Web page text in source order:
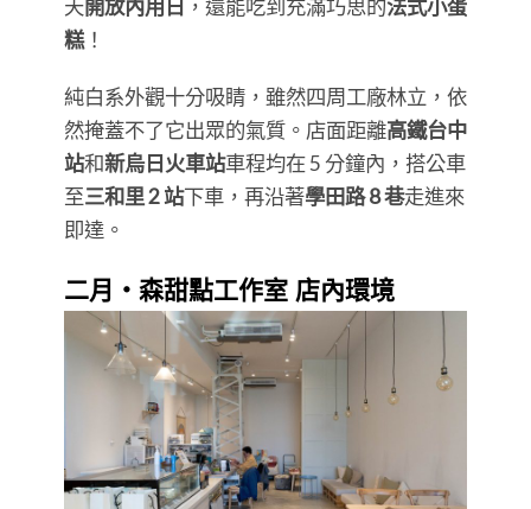
天開放內用日 ，還能吃到充滿巧思的法式小蛋
糕！
純白系外觀十分吸睛，雖然四周工廠林立，依
然掩蓋不了它出眾的氣質。店面距離高鐵台中
站和新烏日火車站車程均在 5 分鐘內，搭公車
至三和里 2 站下車，再沿著學田路 8 巷走進來
即達。
二月・森甜點工作室 店內環境